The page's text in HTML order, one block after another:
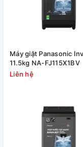
Máy giặt Panasonic
11.5kg NA-FJ115X1BV
Liên hệ